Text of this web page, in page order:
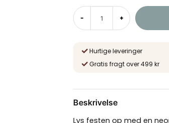
- +
Hurtige leveringer
Gratis fragt over 499 kr
Beskrivelse
Lys festen op med en